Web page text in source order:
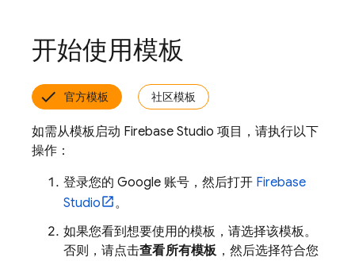
开始使用模板
官方模板 社区模板
如需从模板启动 Firebase Studio 项目，请执行以下
操作：
登录您的 Google 账号，然后打开 Firebase
Studio
。
如果您看到想要使用的模板，请选择该模板。
否则，请点击查看所有模板，然后选择符合您